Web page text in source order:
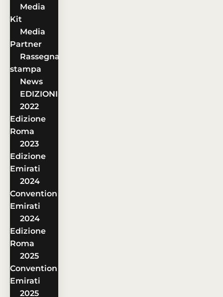
Media
Kit
Media
Partner
Rassegna
stampa
News
EDIZIONI
2022
Edizione
Roma
2023
Edizione
Emirati
2024
Convention
Emirati
2024
Edizione
Roma
2025
Convention
Emirati
2025